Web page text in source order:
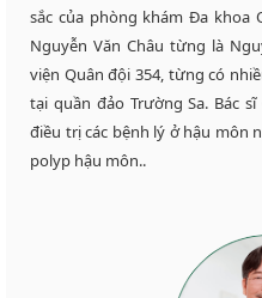
sắc của phòng khám Đa khoa
Nguyễn Văn Châu từng là
viện Quân đội 354, từng có
tại quần đảo Trường Sa. Bác
điều trị các bệnh lý ở hậu môn
polyp hậu môn..